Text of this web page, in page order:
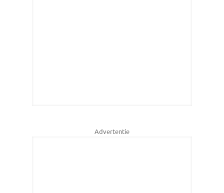
Advertentie